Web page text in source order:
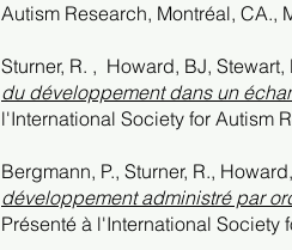
Autism Research, Montréal, CA.,
Sturner, R. , Howard, BJ, Stewart,
du développement dans un
l'International Society for Autism
Bergmann, P., Sturner, R.,
développement administré par
Présenté à l'International Society